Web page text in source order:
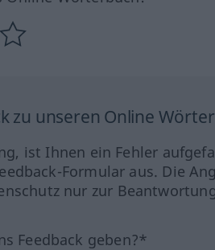
zu unseren Online
ist Ihnen ein Fehler
Formular aus. Die
nur zur
Feedback geben?*